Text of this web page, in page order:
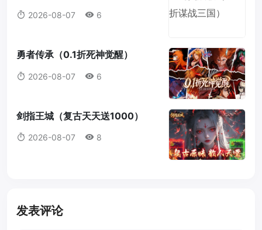
2026-08-07 6
勇者传承（0.1折死神觉醒）
2026-08-07 6
剑指王城（复古天天送1000）
2026-08-07 8
发表评论